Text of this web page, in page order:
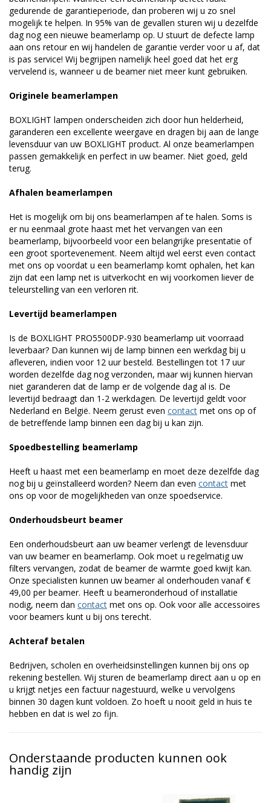
gedurende de garantieperiode, dan proberen wij u zo snel
mogelijk te helpen. In 95% van de gevallen sturen wij u dezelfde
dag nog een nieuwe beamerlamp op. U stuurt de defecte lamp
aan ons retour en wij handelen de garantie verder voor u af, dat
is pas service! Wij begrijpen namelijk heel goed dat het erg
vervelend is, wanneer u de beamer niet meer kunt gebruiken.
Originele beamerlampen
BOXLIGHT lampen onderscheiden zich door hun helderheid,
garanderen een excellente weergave en dragen bij aan de lange
levensduur van uw BOXLIGHT product. Al onze beamerlampen
passen gemakkelijk en perfect in uw beamer. Niet goed, geld
terug.
Afhalen beamerlampen
Het is mogelijk om bij ons beamerlampen af te halen. Soms is
er nu eenmaal grote haast met het vervangen van een
beamerlamp, bijvoorbeeld voor een belangrijke presentatie of
een groot sportevenement. Neem altijd wel eerst even contact
met ons op voordat u een beamerlamp komt ophalen, het kan
zijn dat een lamp net is uitverkocht en wij voorkomen liever de
teleurstelling van een verloren rit.
Levertijd beamerlampen
Is de BOXLIGHT PRO5500DP-930 beamerlamp uit voorraad
leverbaar? Dan kunnen wij de lamp binnen een werkdag bij u
afleveren, indien voor 12 uur besteld. Bestellingen tot 17 uur
worden dezelfde dag nog verzonden, maar wij kunnen hiervan
niet garanderen dat de lamp er de volgende dag al is. De
levertijd bedraagt dan 1-2 werkdagen. De levertijd geldt voor
Nederland en België. Neem gerust even contact met ons op of
de betreffende lamp binnen een dag bij u kan zijn.
Spoedbestelling beamerlamp
Heeft u haast met een beamerlamp en moet deze dezelfde dag
nog bij u geïnstalleerd worden? Neem dan even contact met
ons op voor de mogelijkheden van onze spoedservice.
Onderhoudsbeurt beamer
Een onderhoudsbeurt aan uw beamer verlengt de levensduur
van uw beamer en beamerlamp. Ook moet u regelmatig uw
filters vervangen, zodat de beamer de warmte goed kwijt kan.
Onze specialisten kunnen uw beamer al onderhouden vanaf €
49,00 per beamer. Heeft u beameronderhoud of installatie
nodig, neem dan contact met ons op. Ook voor alle accessoires
voor beamers kunt u bij ons terecht.
Achteraf betalen
Bedrijven, scholen en overheidsinstellingen kunnen bij ons op
rekening bestellen. Wij sturen de beamerlamp direct aan u op en
u krijgt netjes een factuur nagestuurd, welke u vervolgens
binnen 30 dagen kunt voldoen. Zo hoeft u nooit geld in huis te
hebben en dat is wel zo fijn.
Onderstaande producten kunnen ook
handig zijn